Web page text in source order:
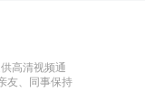
高清视频通
友、同事保持